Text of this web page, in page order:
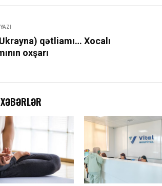
qətliamı… Xocalı
oxşarı